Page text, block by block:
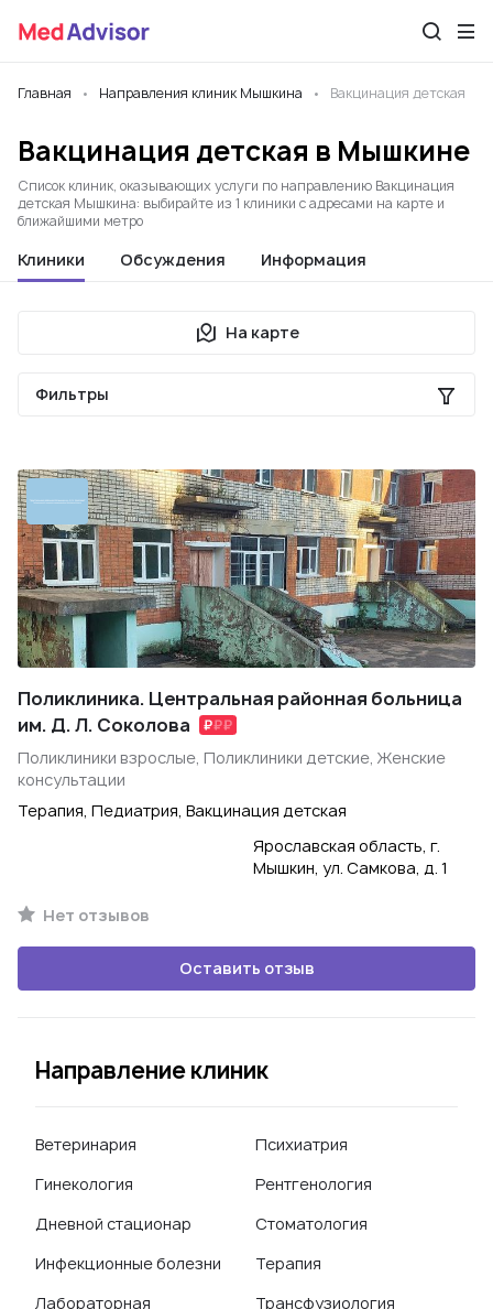
Главная Направления клиник Мышкина Вакцинация детская
Вакцинация детская в Мышкине
Список клиник, оказывающих услуги по направлению Вакцинация
детская Мышкина: выбирайте из 1 клиники с адресами на карте и
ближайшими метро
Клиники Обсуждения Информация
На карте
Фильтры
Поликлиника. Центральная районная больница
им. Д. Л. Соколова
Поликлиники взрослые, Поликлиники детские, Женские
консультации
Терапия, Педиатрия, Вакцинация детская
Ярославская область, г.
Мышкин, ул. Самкова, д. 1
Нет отзывов
Оставить отзыв
Направление клиник
Ветеринария
Гинекология
Дневной стационар
Инфекционные болезни
Лабораторная
Психиатрия
Рентгенология
Стоматология
Терапия
Трансфузиология